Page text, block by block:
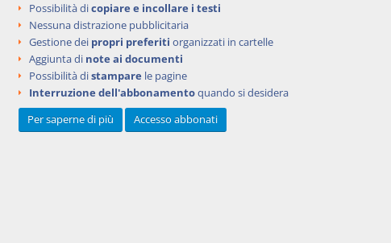
Possibilità dicopiare e incollare i testi
Nessuna distrazione pubblicitaria
Gestione dei propri preferiti organizzati in cartelle
Aggiunta di note ai documenti
Possibilità distampare le pagine
Interruzione dell'abbonamentoquando si desidera
Per saperne di più
Accesso abbonati